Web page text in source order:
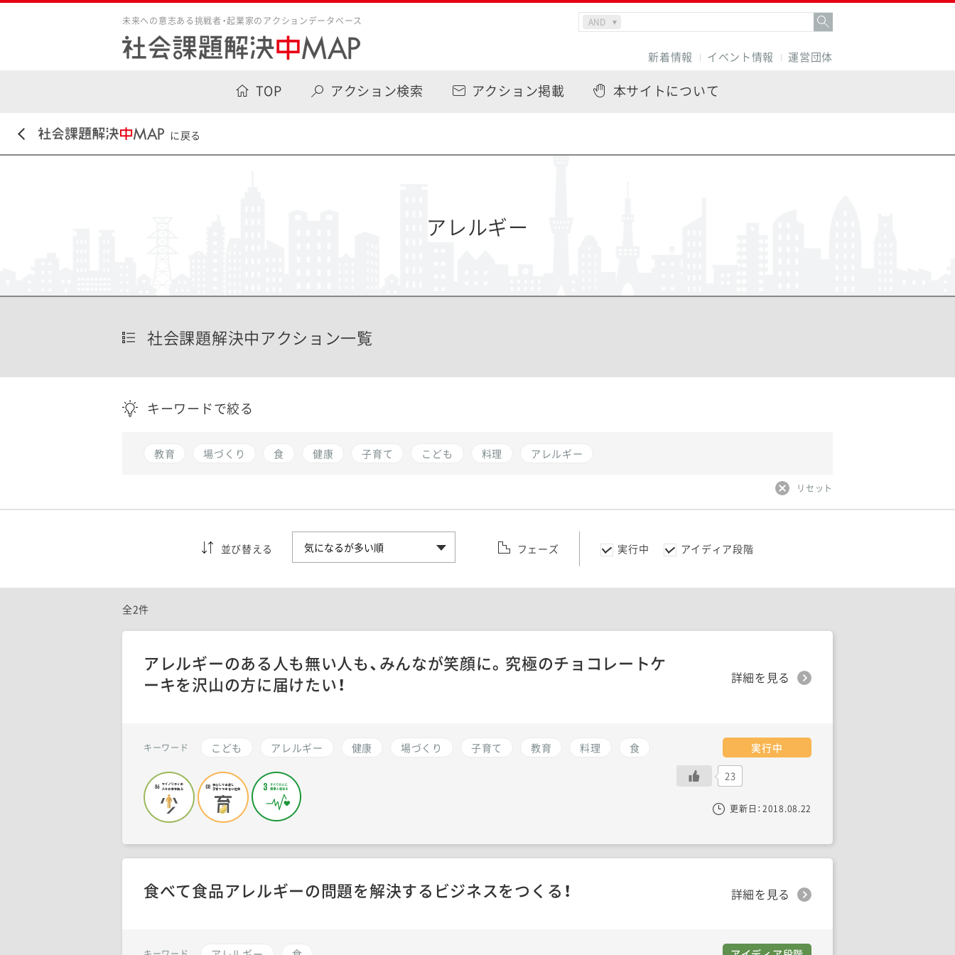
未来への意志ある挑戦者・起業家のアクションデータベース
新着情報 イベント情報 運営団体
TOP アクション検索 アクション掲載 本サイトについて
に戻る
アレルギー
社会課題解決中アクション一覧
キーワードで絞る
教育 場づくり 食 健康 子育て こども 料理 アレルギー
リセット
並び替える フェーズ 実行中 アイディア段階
全2件
食べて食品アレルギーの問題を解決するビジネスをつくる！ 詳細を見る
アレルギーのある人も無い人も、みんなが笑顔に。究極のチョコレートケ
ーキを沢山の方に届けたい！
詳細を見る
キーワード こども アレルギー 健康 場づくり 子育て 教育 料理 食 実行中
23
更新日： 2018.08.22